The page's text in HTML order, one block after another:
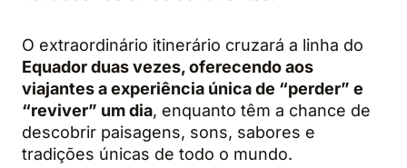
O extraordinário itinerário cruzará a linha do
Equador duas vezes, oferecendo aos
viajantes a experiência única de “perder” e
“reviver” um dia, enquanto têm a chance de
descobrir paisagens, sons, sabores e
tradições únicas de todo o mundo.